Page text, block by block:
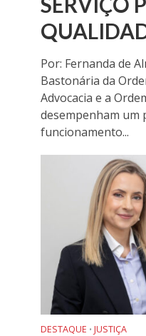
Por: Fernanda de
Bastonária da
Advocacia e a
desempenham um
funcionamento...
DESTAQUE • JUSTIÇA